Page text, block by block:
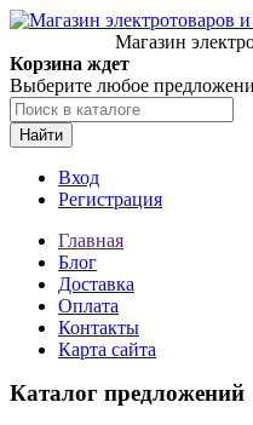
Магазин
Корзина ждет
Выберите любое
Найти
Вход
Регистрация
Главная
Блог
Доставка
Оплата
Контакты
Карта сайта
Каталог предложений